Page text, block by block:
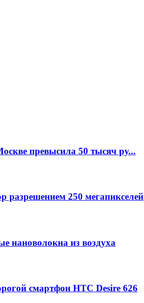
превысила 50 тысяч ру...
разрешением 250 мегапикселей
нановолокна из воздуха
смартфон HTC Desire 626